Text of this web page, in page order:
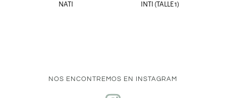
NATI INTI (TALLE 1)
NOS ENCONTREMOS EN INSTAGRAM